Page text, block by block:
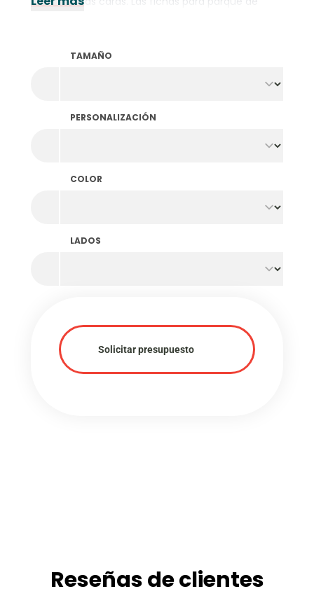
TAMAÑO
PERSONALIZACIÓN
COLOR
LADOS
Solicitar presupuesto
Reseñas de clientes